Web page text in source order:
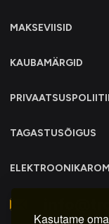
Kasutame
MAKSEVIISID
KAUBAMÄRGID
TAGASTUSÕIGUS